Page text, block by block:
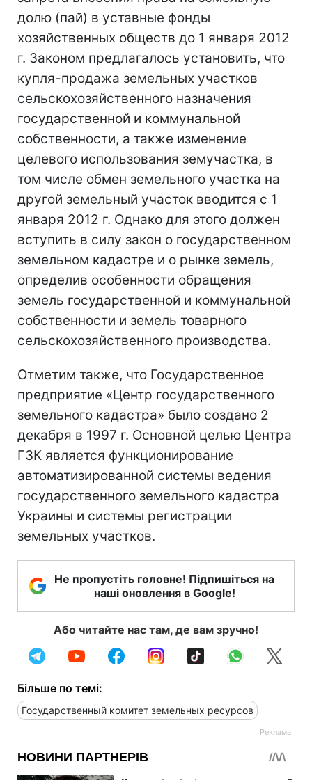
долю (пай) в уставные фонды
хозяйственных обществ до 1 января 2012
г. Законом предлагалось установить, что
купля-продажа земельных участков
сельскохозяйственного назначения
государственной и коммунальной
собственности, а также изменение
целевого использования земучастка, в
том числе обмен земельного участка на
другой земельный участок вводится с 1
января 2012 г. Однако для этого должен
вступить в силу закон о государственном
земельном кадастре и о рынке земель,
определив особенности обращения
земель государственной и коммунальной
собственности и земель товарного
сельскохозяйственного производства.
Отметим также, что Государственное
предприятие «Центр государственного
земельного кадастра» было создано 2
декабря в 1997 г. Основной целью Центра
ГЗК является функционирование
автоматизированной системы ведения
государственного земельного кадастра
Украины и системы регистрации
земельных участков.
Не пропустіть головне! Підпишіться на
наші оновлення в Google!
Або читайте нас там, де вам зручно!
Більше по темі:
Государственный комитет земельных ресурсов